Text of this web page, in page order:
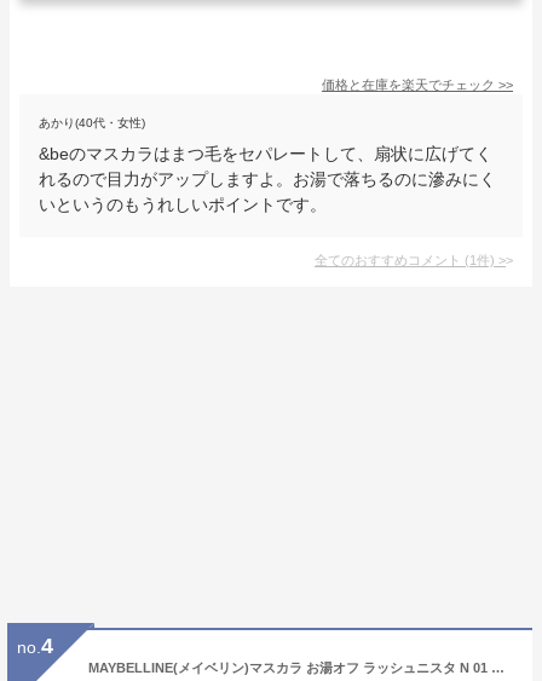
価格と在庫を楽天でチェック >>
あかり(40代・女性)
&beのマスカラはまつ毛をセパレートして、扇状に広げてく
れるので目力がアップしますよ。お湯で落ちるのに滲みにく
いというのもうれしいポイントです。
全てのおすすめコメント (1件) >
no. 4
MAYBELLINE(メイベリン)マスカラ お湯オフ ラッシュニスタ N 01 ブラック.